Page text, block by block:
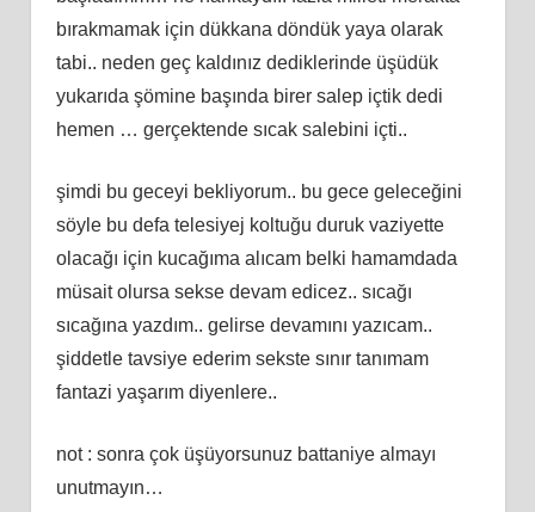
bırakmamak için dükkana döndük yaya olarak
tabi.. neden geç kaldınız dediklerinde üşüdük
yukarıda şömine başında birer salep içtik dedi
hemen … gerçektende sıcak salebini içti..
şimdi bu geceyi bekliyorum.. bu gece geleceğini
söyle bu defa telesiyej koltuğu duruk vaziyette
olacağı için kucağıma alıcam belki hamamdada
müsait olursa sekse devam edicez.. sıcağı
sıcağına yazdım.. gelirse devamını yazıcam..
şiddetle tavsiye ederim sekste sınır tanımam
fantazi yaşarım diyenlere..
not : sonra çok üşüyorsunuz battaniye almayı
unutmayın…